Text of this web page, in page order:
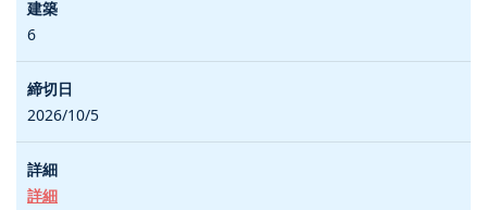
6
2026/10/5
詳細